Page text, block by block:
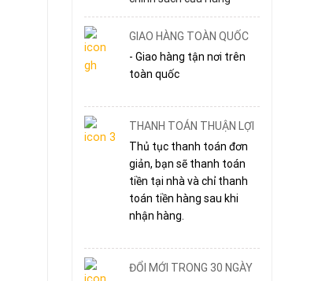
GIAO HÀNG TOÀN QUỐC
- Giao hàng tận nơi trên
toàn quốc
THANH TOÁN THUẬN LỢI
Thủ tục thanh toán đơn
giản, bạn sẽ thanh toán
tiền tại nhà và chỉ thanh
toán tiền hàng sau khi
nhận hàng.
ĐỔI MỚI TRONG 30 NGÀY